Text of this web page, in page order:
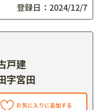
登録日：2024/12/7
戸建
字宮田
お気に入りに追加する